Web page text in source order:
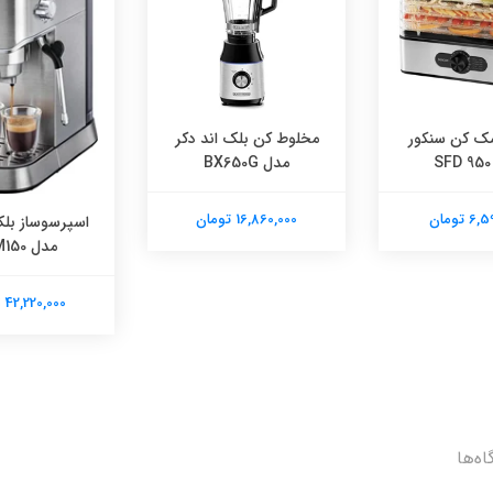
کن سنکور
مخلوط کن بلک اند دکر
مدل BX650G
16,860,000 تومان
اسپرسوساز
مدل ECM150
42,220,000 تومان